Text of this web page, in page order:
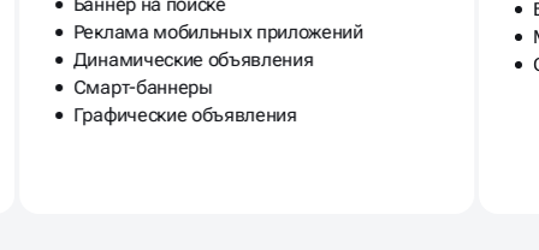
Баннер на поиске
Реклама мобильных приложений
Динамические объявления
Смарт-баннеры
Графические объявления